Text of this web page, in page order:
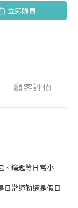
立即購買
顧客評價
、鑰匙等日常小
日常通勤還是假日